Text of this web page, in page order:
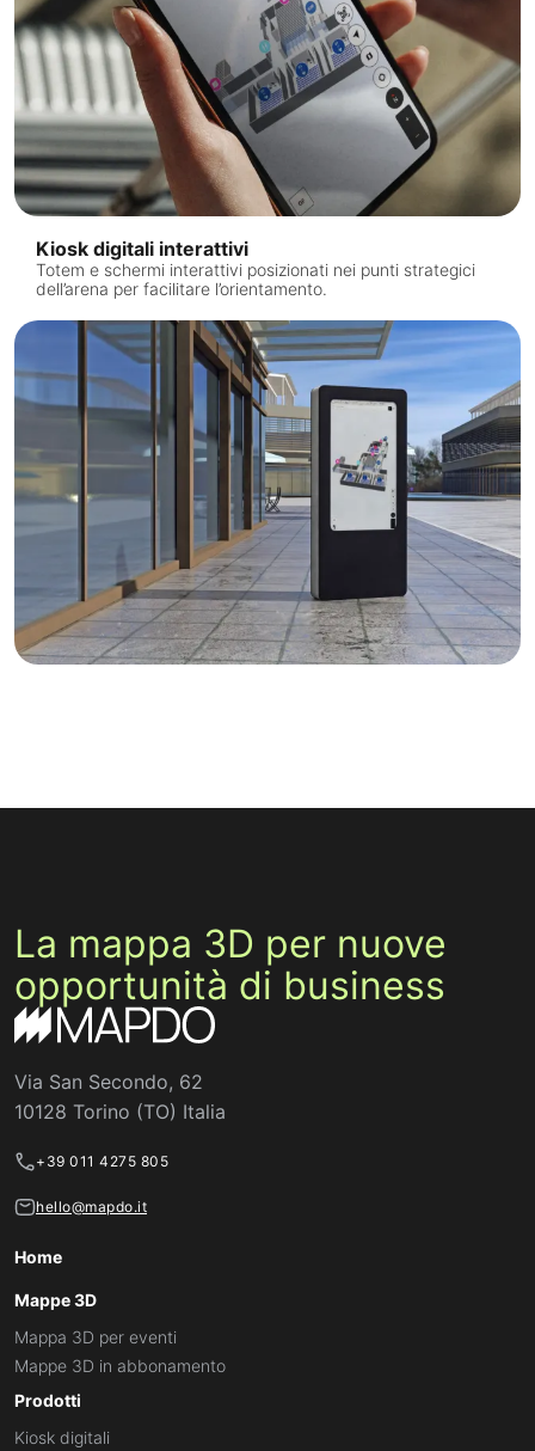
Kiosk digitali interattivi
Totem e schermi interattivi posizionati nei punti strategici
dell’arena per facilitare l’orientamento.
La mappa 3D per nuove
opportunità di business
Via San Secondo, 62
10128 Torino (TO) Italia
+39 011 4275 805
hello@mapdo.it
Home
Mappe 3D
Mappa 3D per eventi
Mappe 3D in abbonamento
Prodotti
Kiosk digitali